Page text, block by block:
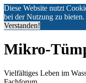
Diese Website nutzt
bei der Nutzung zu bieten.
Verstanden!
Mikro-
Vielfältiges Leben im